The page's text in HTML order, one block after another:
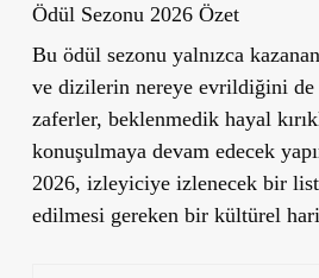
Ödül Sezonu 2026 Özet
Bu ödül sezonu yalnızca
ve dizilerin nereye evrildiğini
zaferler, beklenmedik hayal
konuşulmaya devam edecek
2026, izleyiciye izlenecek bir
edilmesi gereken bir kültürel